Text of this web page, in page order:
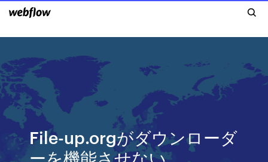
File-up.orgがダウンローダ
ーを機能させない